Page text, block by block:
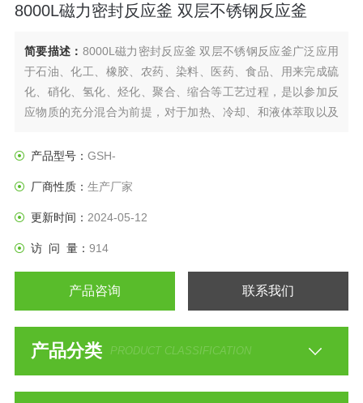
8000L磁力密封反应釜 双层不锈钢反应釜
简要描述： 8000L磁力密封反应釜 双层不锈钢反应釜广泛应用
于石油、化工、橡胶、农药、染料、医药、食品、用来完成硫
化、硝化、氢化、烃化、聚合、缩合等工艺过程，是以参加反
应物质的充分混合为前提，对于加热、冷却、和液体萃取以及
效果，是化工，制药等行业理想的所需设备。
产品型号： GSH-
厂商性质： 生产厂家
更新时间： 2024-05-12
访 问 量： 914
产品咨询 联系我们
产品分类 PRODUCT CLASSIFICATION